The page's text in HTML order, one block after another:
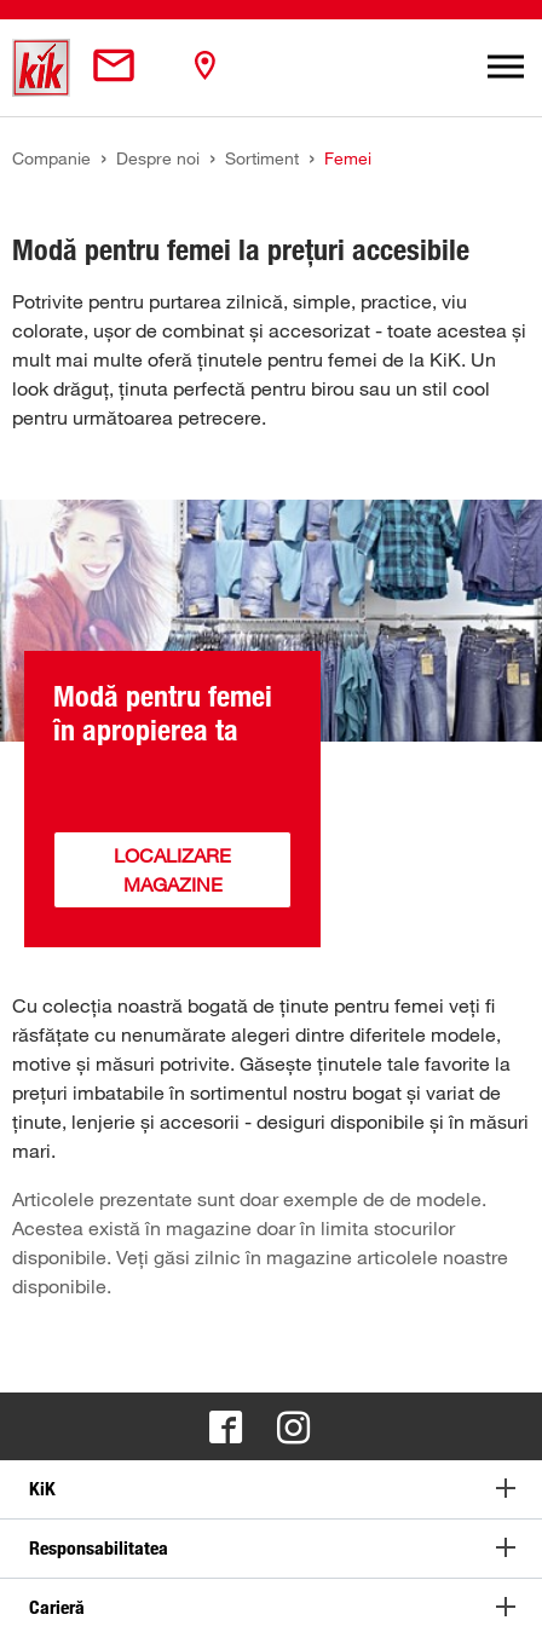
Skip to main content
Companie Despre noi Sortiment Femei
Modă pentru femei la prețuri accesibile
Potrivite pentru purtarea zilnică, simple, practice, viu
colorate, ușor de combinat și accesorizat - toate acestea și
mult mai multe oferă ținutele pentru femei de la KiK. Un
look drăguț, ținuta perfectă pentru birou sau un stil cool
pentru următoarea petrecere.
Modă pentru femei
în apropierea ta
LOCALIZARE
MAGAZINE
Cu colecția noastră bogată de ținute pentru femei veți fi
răsfățate cu nenumărate alegeri dintre diferitele modele,
motive și măsuri potrivite. Găsește ținutele tale favorite la
prețuri imbatabile în sortimentul nostru bogat și variat de
ținute, lenjerie și accesorii - desiguri disponibile și în măsuri
mari.
Articolele prezentate sunt doar exemple de de modele.
Acestea există în magazine doar în limita stocurilor
disponibile. Veți găsi zilnic în magazine articolele noastre
disponibile.
KiK
Responsabilitatea
Carieră